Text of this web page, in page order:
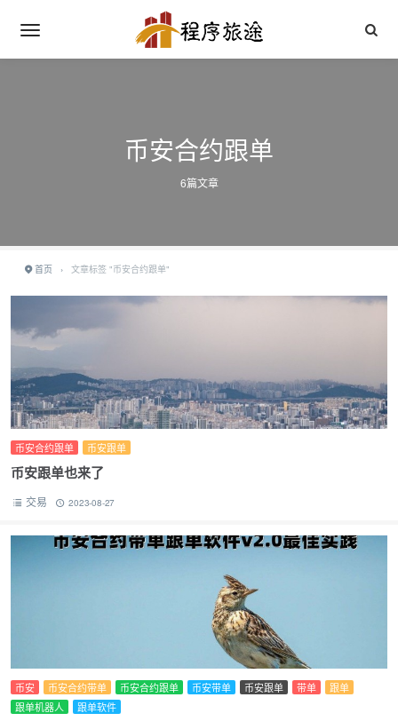
币安合约跟单
6篇文章
首页 › 文章标签 "币安合约跟单"
币安合约跟单 币安跟单
币安跟单也来了
交易 2023-08-27
币安 币安合约带单 币安合约跟单 币安带单 币安跟单 带单
跟单
跟单机器人
跟单软件